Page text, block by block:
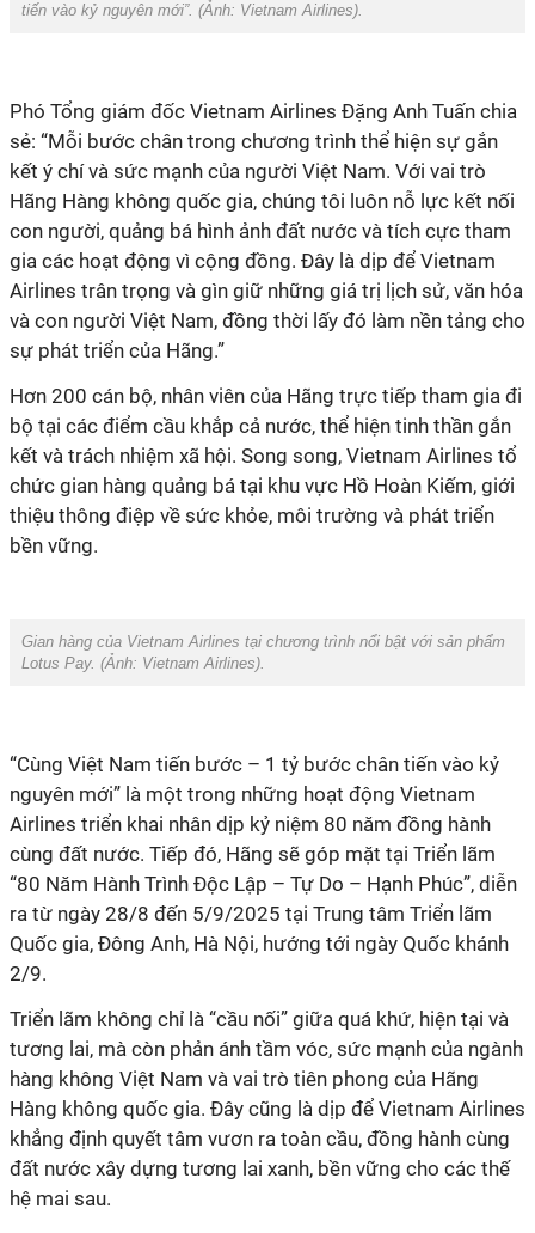
tiến vào kỷ nguyên mới”. (Ảnh: Vietnam Airlines).
kết ý chí và sức mạnh của người Việt Nam. Với vai trò
Hãng Hàng không quốc gia, chúng tôi luôn nỗ lực kết nối
con người, quảng bá hình ảnh đất nước và tích cực tham
gia các hoạt động vì cộng đồng. Đây là dịp để Vietnam
Airlines trân trọng và gìn giữ những giá trị lịch sử, văn hóa
và con người Việt Nam, đồng thời lấy đó làm nền tảng cho
bộ tại các điểm cầu khắp cả nước, thể hiện tinh thần gắn
kết và trách nhiệm xã hội. Song song, Vietnam Airlines tổ
chức gian hàng quảng bá tại khu vực Hồ Hoàn Kiếm, giới
thiệu thông điệp về sức khỏe, môi trường và phát triển
bền vững.
Gian hàng của Vietnam Airlines tại chương trình nổi bật với sản phẩm
Lotus Pay. (Ảnh: Vietnam Airlines).
nguyên mới” là một trong những hoạt động Vietnam
Airlines triển khai nhân dịp kỷ niệm 80 năm đồng hành
cùng đất nước. Tiếp đó, Hãng sẽ góp mặt tại Triển lãm
“80 Năm Hành Trình Độc Lập – Tự Do – Hạnh Phúc”, diễn
ra từ ngày 28/8 đến 5/9/2025 tại Trung tâm Triển lãm
Quốc gia, Đông Anh, Hà Nội, hướng tới ngày Quốc khánh
2/9.
Triển lãm không chỉ là “cầu nối” giữa quá khứ, hiện tại và
tương lai, mà còn phản ánh tầm vóc, sức mạnh của ngành
hàng không Việt Nam và vai trò tiên phong của Hãng
Hàng không quốc gia. Đây cũng là dịp để Vietnam Airlines
khẳng định quyết tâm vươn ra toàn cầu, đồng hành cùng
đất nước xây dựng tương lai xanh, bền vững cho các thế